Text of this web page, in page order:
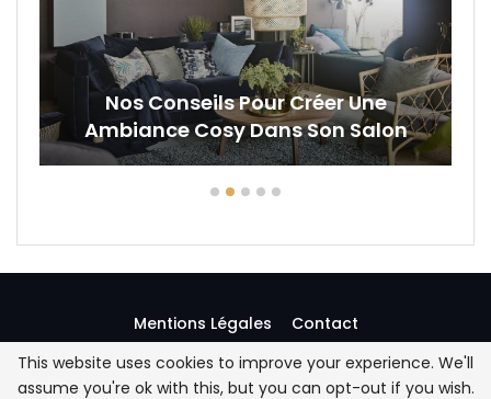
Nos Conseils Pour Créer Une
Ambiance Cosy Dans Son Salon
Mentions Légales Contact
This website uses cookies to improve your experience. We'll
assume you're ok with this, but you can opt-out if you wish.